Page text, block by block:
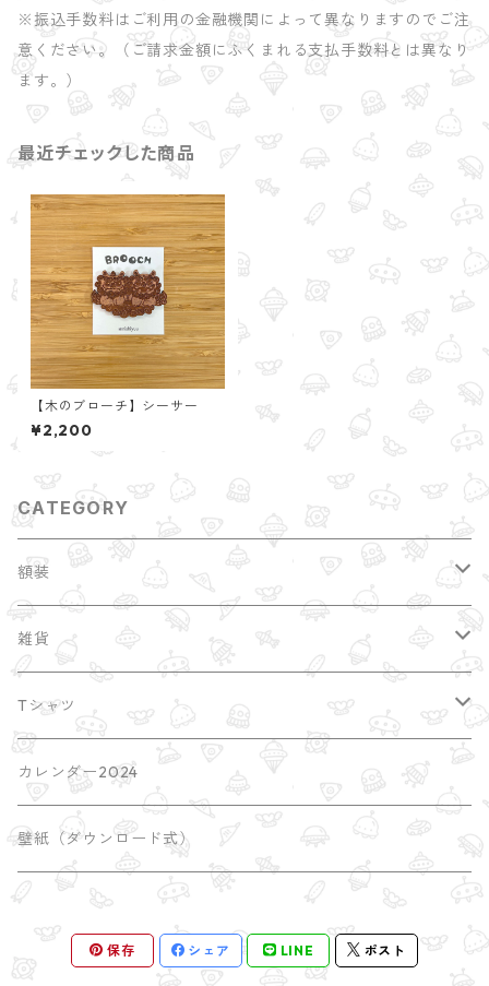
※振込手数料はご利用の金融機関によって異なりますのでご注
意ください。（ご請求金額にふくまれる支払手数料とは異なり
ます。）
最近チェックした商品
【木のブローチ】シーサー
¥2,200
CATEGORY
額装
縁起干支
額装サイズ大 A2
earth
universe
屋久島
mini額
雑貨
ポストカード
ブローチ・缶バッチ
しおり
ポチ袋
漫画 comic
Tシャツ
imacocoTシャツ
SATORI Tシャツ
瞑想のポーズ
木のポーズ
カレンダー2024
壁紙（ダウンロード式）
保存 シェア LINE ポスト